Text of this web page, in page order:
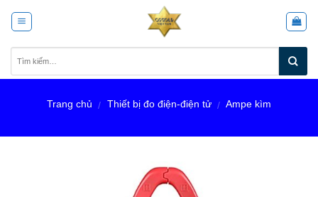
Trang chủ / Thiết bị đo điện-điện tử / Ampe kìm